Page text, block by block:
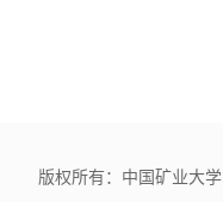
版权所有：中国矿业大学